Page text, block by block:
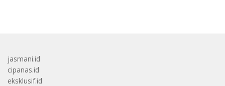
jasmani.id
cipanas.id
eksklusif.id